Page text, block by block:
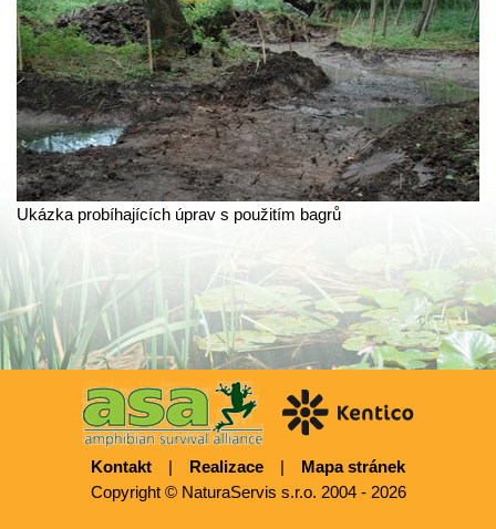
Ukázka probíhajících úprav s použitím bagrů
Kontakt | Realizace |
Mapa stránek
Copyright © NaturaServis s.r.o. 2004 - 2026